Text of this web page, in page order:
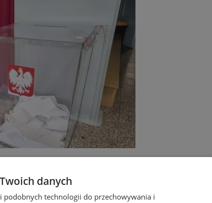
Siemianowic Śląskich
danych
technologii do przechowywania i